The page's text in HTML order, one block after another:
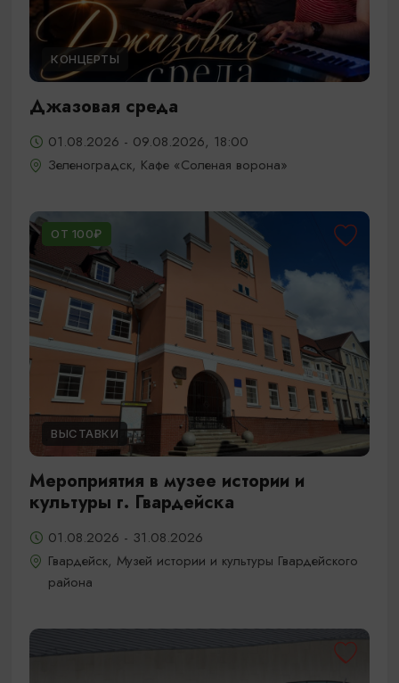
КОНЦЕРТЫ
Джазовая среда
01.08.2026 - 09.08.2026, 18:00
Зеленоградск, Кафе «Соленая ворона»
ОТ 100₽
ВЫСТАВКИ
Мероприятия в музее истории и
культуры г. Гвардейска
01.08.2026 - 31.08.2026
Гвардейск, Музей истории и культуры Гвардейского
района